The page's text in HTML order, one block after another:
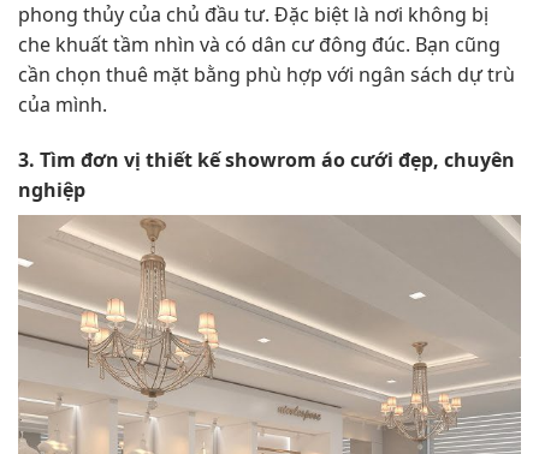
phong thủy của chủ đầu tư. Đặc biệt là nơi không bị
che khuất tầm nhìn và có dân cư đông đúc. Bạn cũng
cần chọn thuê mặt bằng phù hợp với ngân sách dự trù
của mình.
3. Tìm đơn vị thiết kế showrom áo cưới đẹp, chuyên
nghiệp